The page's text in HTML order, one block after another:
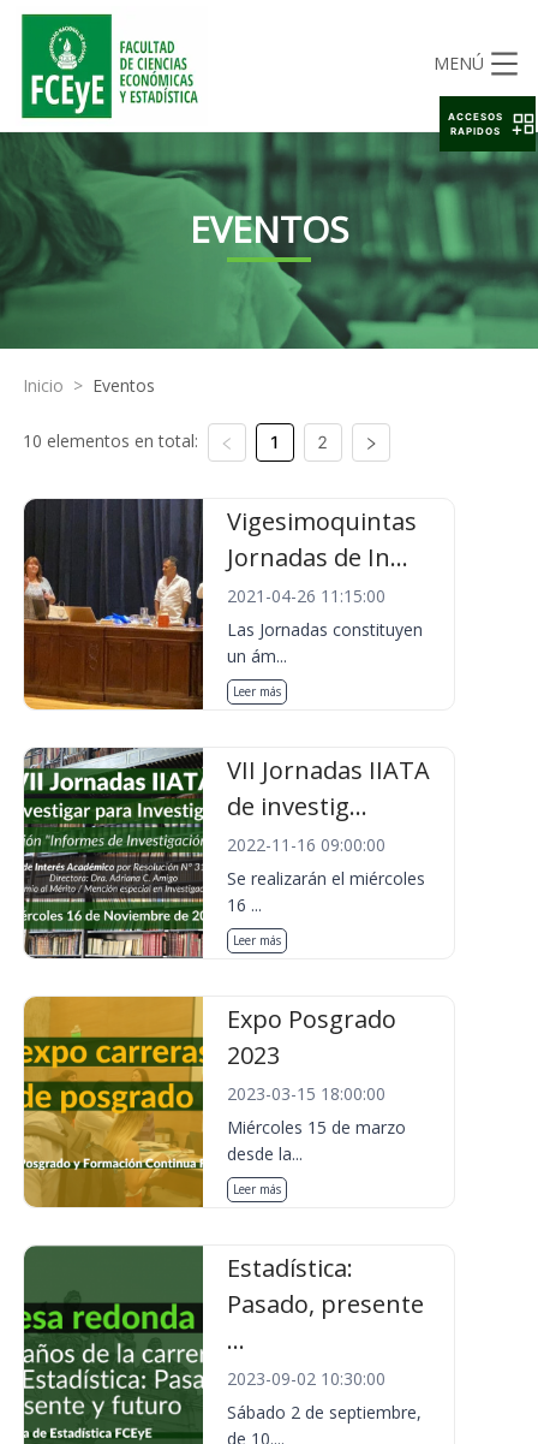
MENÚ
EVENTOS
Inicio > Eventos
10 elementos en total: 1 2
Vigesimoquintas
Jornadas de In...
2021-04-26 11:15:00
Las Jornadas constituyen
un ám...
Leer más
VII Jornadas IIATA
de investig...
2022-11-16 09:00:00
Se realizarán el miércoles
16 ...
Leer más
Expo Posgrado
2023
2023-03-15 18:00:00
Miércoles 15 de marzo
desde la...
Leer más
Estadística:
Pasado, presente
...
2023-09-02 10:30:00
Sábado 2 de septiembre,
de 10....
ACCESOS
RAPIDOS